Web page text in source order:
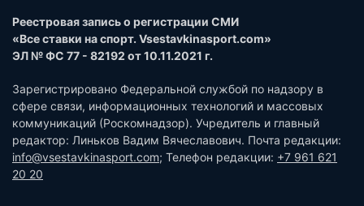
Реестровая запись о регистрации СМИ
«Все ставки на спорт. Vsestavkinasport.com»
ЭЛ № ФС 77 - 82192 от 10.11.2021 г.
Зарегистрировано Федеральной службой по надзору в
сфере связи, информационных технологий и массовых
коммуникаций (Роскомнадзор). Учредитель и главный
редактор: Линьков Вадим Вячеславович. Почта редакции:
info@vsestavkinasport.com; Телефон редакции: +7 961 621
20 20